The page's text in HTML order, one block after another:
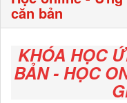
căn bản
KHÓA HỌC
BẢN - HỌC